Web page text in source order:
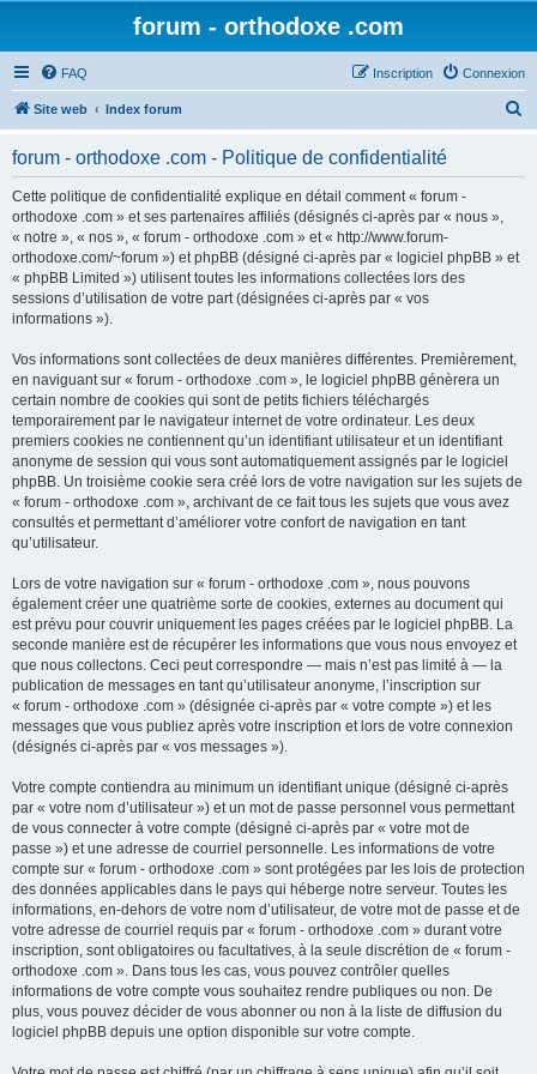
forum - orthodoxe .com
FAQ Connexion
Inscription
Site web Index forum
forum - orthodoxe .com - Politique de confidentialité
Cette politique de confidentialité explique en détail comment « forum -
orthodoxe .com » et ses partenaires affiliés (désignés ci-après par « nous »,
« notre », « nos », « forum - orthodoxe .com » et « http://www.forum-
orthodoxe.com/~forum ») et phpBB (désigné ci-après par « logiciel phpBB » et
« phpBB Limited ») utilisent toutes les informations collectées lors des
sessions d’utilisation de votre part (désignées ci-après par « vos
informations »).
Vos informations sont collectées de deux manières différentes. Premièrement,
en naviguant sur « forum - orthodoxe .com », le logiciel phpBB génèrera un
certain nombre de cookies qui sont de petits fichiers téléchargés
temporairement par le navigateur internet de votre ordinateur. Les deux
premiers cookies ne contiennent qu’un identifiant utilisateur et un identifiant
anonyme de session qui vous sont automatiquement assignés par le logiciel
phpBB. Un troisième cookie sera créé lors de votre navigation sur les sujets de
« forum - orthodoxe .com », archivant de ce fait tous les sujets que vous avez
consultés et permettant d’améliorer votre confort de navigation en tant
qu’utilisateur.
Lors de votre navigation sur « forum - orthodoxe .com », nous pouvons
également créer une quatrième sorte de cookies, externes au document qui
est prévu pour couvrir uniquement les pages créées par le logiciel phpBB. La
seconde manière est de récupérer les informations que vous nous envoyez et
que nous collectons. Ceci peut correspondre — mais n’est pas limité à — la
publication de messages en tant qu’utilisateur anonyme, l’inscription sur
« forum - orthodoxe .com » (désignée ci-après par « votre compte ») et les
messages que vous publiez après votre inscription et lors de votre connexion
(désignés ci-après par « vos messages »).
Votre compte contiendra au minimum un identifiant unique (désigné ci-après
par « votre nom d’utilisateur ») et un mot de passe personnel vous permettant
de vous connecter à votre compte (désigné ci-après par « votre mot de
passe ») et une adresse de courriel personnelle. Les informations de votre
compte sur « forum - orthodoxe .com » sont protégées par les lois de protection
des données applicables dans le pays qui héberge notre serveur. Toutes les
informations, en-dehors de votre nom d’utilisateur, de votre mot de passe et de
votre adresse de courriel requis par « forum - orthodoxe .com » durant votre
inscription, sont obligatoires ou facultatives, à la seule discrétion de « forum -
orthodoxe .com ». Dans tous les cas, vous pouvez contrôler quelles
informations de votre compte vous souhaitez rendre publiques ou non. De
plus, vous pouvez décider de vous abonner ou non à la liste de diffusion du
logiciel phpBB depuis une option disponible sur votre compte.